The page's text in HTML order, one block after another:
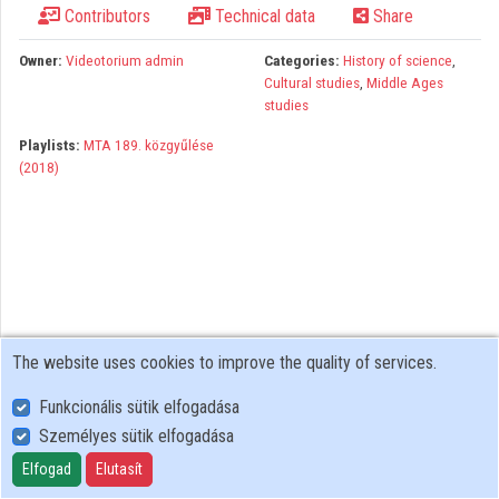
Organizations
Contributors
Contributors Technical data Share
Owner: Videotorium admin Categories: History of science,
Cultural studies, Middle Ages
studies
Playlists: MTA 189. közgyűlése
(2018)
User Policy
Adatkezelési tájékoztató (en)
Cookie Policy
The website uses cookies to improve the quality of services.
Funkcionális sütik elfogadása
Személyes sütik elfogadása
Elfogad Elutasít